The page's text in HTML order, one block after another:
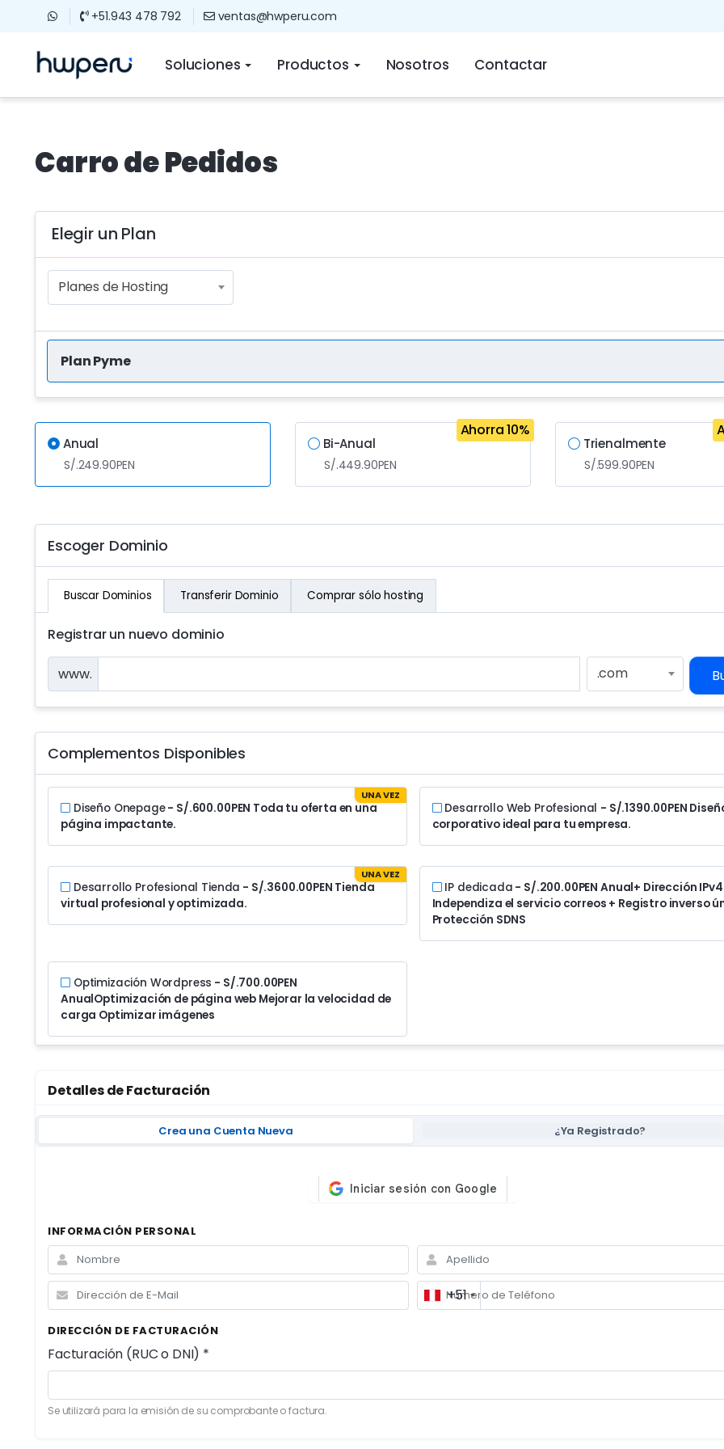
+51.943 478 792 ventas@hwperu.com
Soluciones Productos Nosotros Contactar
Carro de Pedidos
Elegir un Plan
Planes de Hosting
Plan Pyme
Anual
S/.249.90PEN
Bi-Anual
S/.449.90PEN
Ahorra 10%
Trienalmente
S/.599.90PEN
Escoger Dominio
Buscar Dominios Transferir Dominio Comprar sólo hosting
Registrar un nuevo dominio
www. .com
Complementos Disponibles
Diseño Onepage- S/.600.00PEN
UNA VEZ
Toda tu oferta en una
página impactante.
Desarrollo Web Profesional - S/.1390.00PEN
corporativo ideal para tu empresa.
Desarrollo Profesional Tienda - S/.3600.00PEN
UNA VEZ
Tienda
virtual profesional y optimizada.
IP dedicada - S/.200.00PEN Anual+ Dirección IPv4
Independiza el servicio correos + Registro inverso
Protección SDNS
Optimización Wordpress - S/.700.00PEN
AnualOptimización de página web Mejorar la velocidad de
carga Optimizar imágenes
Detalles de Facturación
Crea una Cuenta Nueva ¿Ya Registrado?
INFORMACIÓN PERSONAL
+51
DIRECCIÓN DE FACTURACIÓN
Facturación (RUC o DNI) *
Se utilizará para la emisión de su comprobante o factura.